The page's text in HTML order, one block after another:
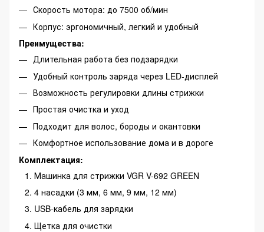
Скорость мотора: до 7500 об/мин
Корпус: эргономичный, легкий и удобный
Преимущества:
Длительная работа без подзарядки
Удобный контроль заряда через LED-дисплей
Возможность регулировки длины стрижки
Простая очистка и уход
Подходит для волос, бороды и окантовки
Комфортное использование дома и в дороге
Комплектация:
Машинка для стрижки VGR V-692 GREEN
4 насадки (3 мм, 6 мм, 9 мм, 12 мм)
USB-кабель для зарядки
Щетка для очистки